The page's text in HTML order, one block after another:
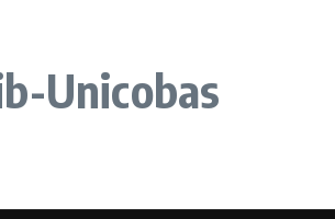
Unicobas